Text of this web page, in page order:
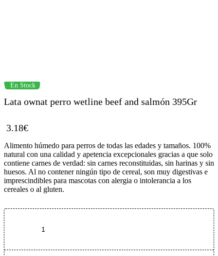
Availability:
En Stock
Lata ownat perro wetline beef and salmón 395Gr
3.18€
Alimento húmedo para perros de todas las edades y tamaños. 100%
natural con una calidad y apetencia excepcionales gracias a que solo
contiene carnes de verdad: sin carnes reconstituidas, sin harinas y sin
huesos. Al no contener ningún tipo de cereal, son muy digestivas e
imprescindibles para mascotas con alergia o intolerancia a los
cereales o al gluten.